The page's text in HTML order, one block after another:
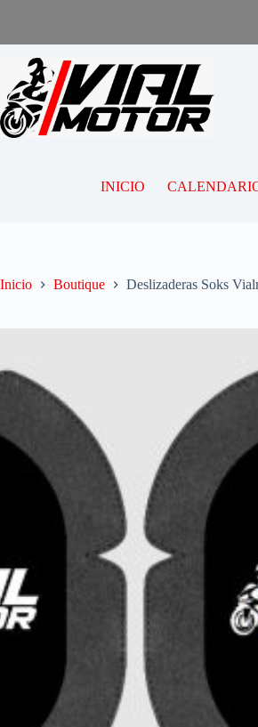
INICIO
Inicio Boutique Deslizaderas Soks